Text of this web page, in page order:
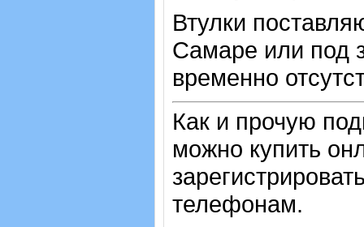
Втулки
Самаре или под
временно
Как и прочую
можно купить
телефонам.